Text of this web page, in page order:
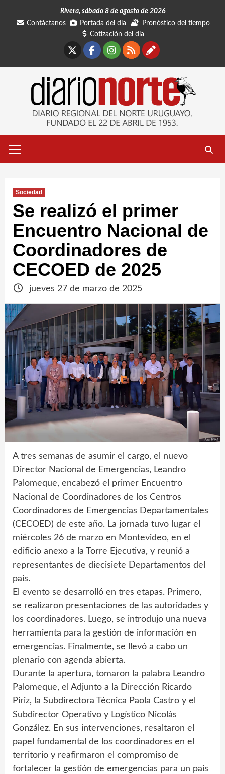
Rivera, sábado 8 de agosto de 2026
Contáctanos
Portada del día
Pronóstico del tiempo
Cotización del día
Facebook
Instagram
RSSContáctanos
primario
Sociedad
Se realizó el primer
Encuentro Nacional de
Coordinadores de
CECOED de 2025
jueves 27 de marzo de 2025
A tres semanas de asumir el cargo, el nuevo
Director Nacional de Emergencias, Leandro
Palomeque, encabezó el primer Encuentro
Nacional de Coordinadores de los Centros
Coordinadores de Emergencias Departamentales
(CECOED) de este año. La jornada tuvo lugar el
miércoles 26 de marzo en Montevideo, en el
edificio anexo a la Torre Ejecutiva, y reunió a
representantes de diecisiete Departamentos del
país.
El evento se desarrolló en tres etapas. Primero,
se realizaron presentaciones de las autoridades y
los coordinadores. Luego, se introdujo una nueva
herramienta para la gestión de información en
emergencias. Finalmente, se llevó a cabo un
plenario con agenda abierta.
Durante la apertura, tomaron la palabra Leandro
Palomeque, el Adjunto a la Dirección Ricardo
Píriz, la Subdirectora Técnica Paola Castro y el
Subdirector Operativo y Logístico Nicolás
González. En sus intervenciones, resaltaron el
papel fundamental de los coordinadores en el
territorio y reafirmaron el compromiso de
fortalecer la gestión de emergencias para un país